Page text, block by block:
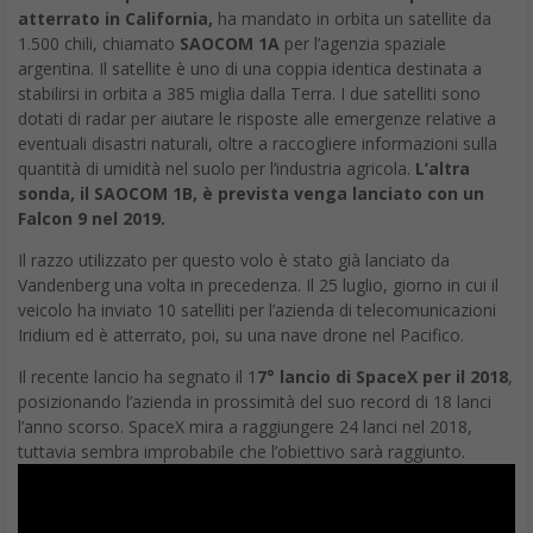
atterrato in California, ha mandato in orbita un satellite da
1.500 chili, chiamato SAOCOM 1A per l’agenzia spaziale
argentina. Il satellite è uno di una coppia identica destinata a
stabilirsi in orbita a 385 miglia dalla Terra. I due satelliti sono
dotati di radar per aiutare le risposte alle emergenze relative a
eventuali disastri naturali, oltre a raccogliere informazioni sulla
quantità di umidità nel suolo per l’industria agricola. L’altra
sonda, il SAOCOM 1B, è prevista venga lanciato con un
Falcon 9 nel 2019.
Il razzo utilizzato per questo volo è stato già lanciato da
Vandenberg una volta in precedenza. Il 25 luglio, giorno in cui il
veicolo ha inviato 10 satelliti per l’azienda di telecomunicazioni
Iridium ed è atterrato, poi, su una nave drone nel Pacifico.
Il recente lancio ha segnato il 1 7° lancio di SpaceX per il 2018,
posizionando l’azienda in prossimità del suo record di 18 lanci
l’anno scorso. SpaceX mira a raggiungere 24 lanci nel 2018,
tuttavia sembra improbabile che l’obiettivo sarà raggiunto.